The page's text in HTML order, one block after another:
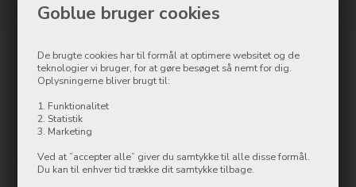
Goblue bruger cookies
De brugte cookies har til formål at optimere websitet og de
teknologier vi bruger, for at gøre besøget så nemt for dig.
Oplysningerne bliver brugt til:
1. Funktionalitet
2. Statistik
3. Marketing
Ved at ”accepter alle” giver du samtykke til alle disse formål.
Du kan til enhver tid trække dit samtykke tilbage.
Kontakt
Østergade 8
7500 Holstebro
info@ollycom.dk